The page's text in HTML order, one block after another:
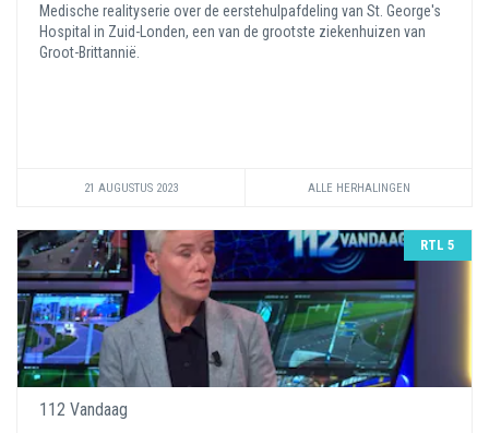
Medische realityserie over de eerstehulpafdeling van St. George's
Hospital in Zuid-Londen, een van de grootste ziekenhuizen van
Groot-Brittannië.
21 AUGUSTUS 2023 ALLE HERHALINGEN
RTL 5
112 Vandaag